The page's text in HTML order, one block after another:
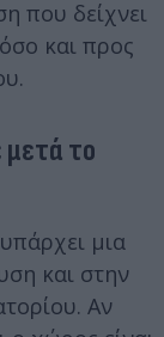
που δείχνει
και προς
το
μια
και στην
Αν